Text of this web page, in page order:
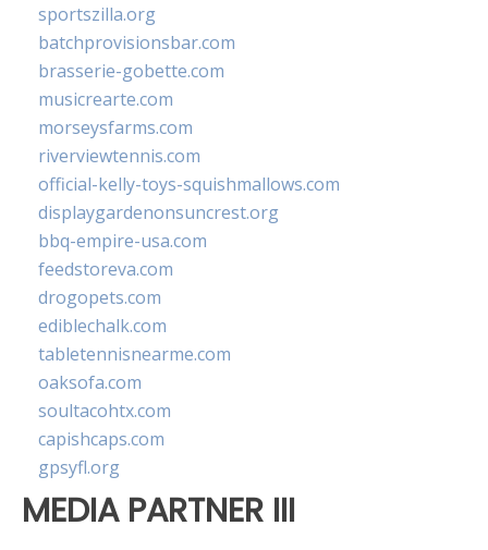
sportszilla.org
batchprovisionsbar.com
brasserie-gobette.com
musicrearte.com
morseysfarms.com
riverviewtennis.com
official-kelly-toys-squishmallows.com
displaygardenonsuncrest.org
bbq-empire-usa.com
feedstoreva.com
drogopets.com
ediblechalk.com
tabletennisnearme.com
oaksofa.com
soultacohtx.com
capishcaps.com
gpsyfl.org
MEDIA PARTNER III